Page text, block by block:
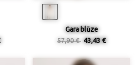
Gara blūze
57,90 € 43,43 €